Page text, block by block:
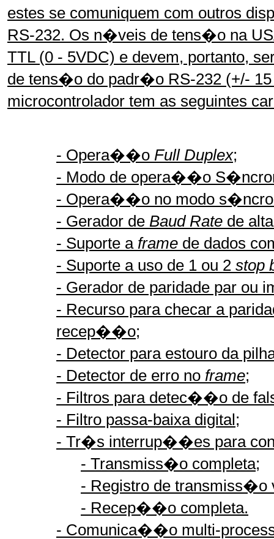
estes se comuniquem com outros
RS-232. Os n�veis de tens�o na
TTL (0 - 5VDC) e devem, portanto,
de tens�o do padr�o RS-232 (+/-
microcontrolador tem as seguintes
- Opera��o Full Duplex;
- Modo de opera��o
- Opera��o no modo
- Gerador de Baud Rate de
- Suporte a frame de dados
- Suporte a uso de 1 ou 2 stop
- Gerador de paridade par ou
- Recurso para checar a
recep��o;
- Detector para estouro da
- Detector de erro no frame;
- Filtros para detec��o de
- Filtro passa-baixa digital;
- Tr�s interrup��es para
- Transmiss�o completa;
- Registro de transmiss�o
- Recep��o completa.
- Comunica��o multi-